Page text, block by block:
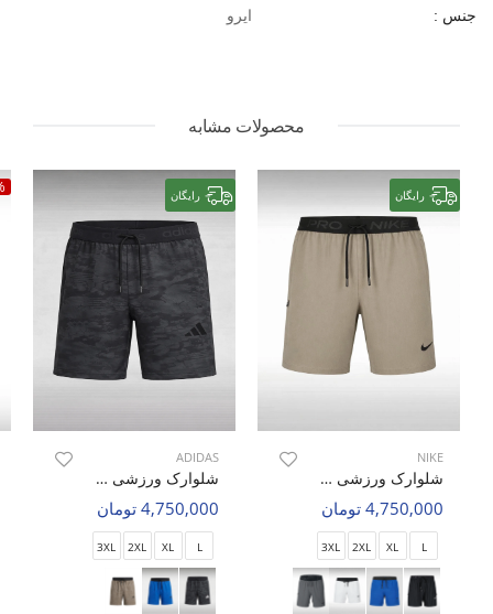
جنس : ایرو
محصولات مشابه
رایگان
NIKE
شلوارک ورزشی مردانه نایک Nike Arctic Wear M
4,750,000 تومان
L
XL
2XL
3XL
رایگان
ADIDAS
شلوارک ورزشی مردانه آدیداس Adidas Aero Max M
4,750,000 تومان
L
XL
2XL
3XL